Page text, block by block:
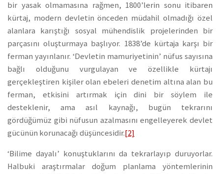
bir yasak olmamasına rağmen, 1800’lerin sonu itibaren
kürtaj, modern devletin önceden müdahil olmadığı özel
alanlara karıştığı sosyal mühendislik projelerinden bir
parçasını oluşturmaya başlıyor. 1838’de kürtaja karşı bir
ferman yayınlanır. ‘Devletin mamuriyetinin’ nüfus sayısına
bağlı olduğunu vurgulayan ve özellikle kürtajı
gerçekleştiren kişiler olan ebeleri denetim altına alan bu
ferman, etkisini artırmak için dini bir söylem ile
desteklenir, ama asıl kaynağı, bugün tekrarını
gördüğümüz gibi nüfusun azalmasını engelleyerek devlet
gücünün korunacağı düşüncesidir.[2]
‘Bilime dayalı’ konuştuklarını da tekrarlayıp duruyorlar.
Halbuki araştırmalar doğum planlama yöntemlerinin